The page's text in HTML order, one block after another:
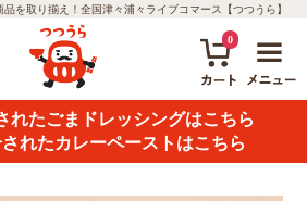
を取り揃え！全国津々浦々ライブコマース【つつうら】
0
れたごまドレッシングはこちら
れたカレーペーストはこちら